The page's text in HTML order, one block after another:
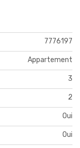
7776197
Appartement
3
2
Oui
Oui